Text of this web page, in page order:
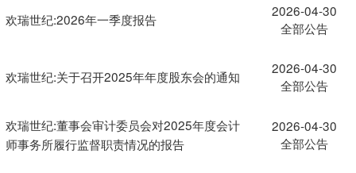
欢瑞世纪:2026年一季度报告
2026-04-30
全部公告
欢瑞世纪:关于召开2025年年度股东会的通知
2026-04-30
全部公告
欢瑞世纪:董事会审计委员会对2025年度会计
师事务所履行监督职责情况的报告
2026-04-30
全部公告